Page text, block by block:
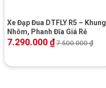
Xe Đạp Đua DTFLY R5 – Khung
Nhôm, Phanh Đĩa Giá Rẻ
7.290.000₫7.500.000₫